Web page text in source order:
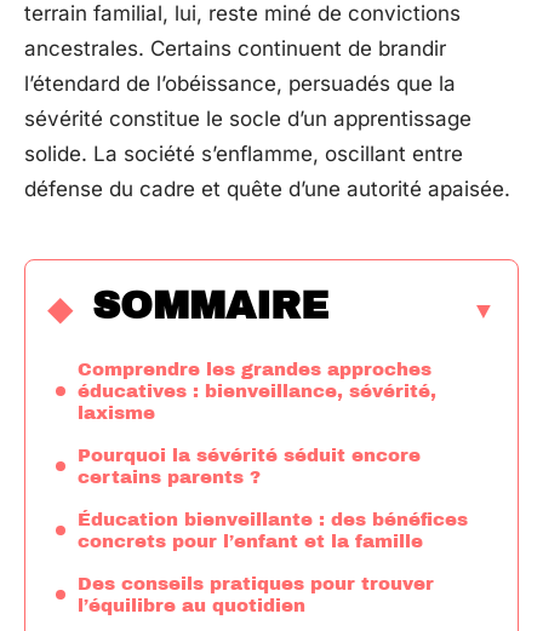
terrain familial, lui, reste miné de convictions
ancestrales. Certains continuent de brandir
l’étendard de l’obéissance, persuadés que la
sévérité constitue le socle d’un apprentissage
solide. La société s’enflamme, oscillant entre
défense du cadre et quête d’une autorité apaisée.
SOMMAIRE
Comprendre les grandes approches
éducatives : bienveillance, sévérité,
laxisme
Pourquoi la sévérité séduit encore
certains parents ?
Éducation bienveillante : des bénéfices
concrets pour l’enfant et la famille
Des conseils pratiques pour trouver
l’équilibre au quotidien